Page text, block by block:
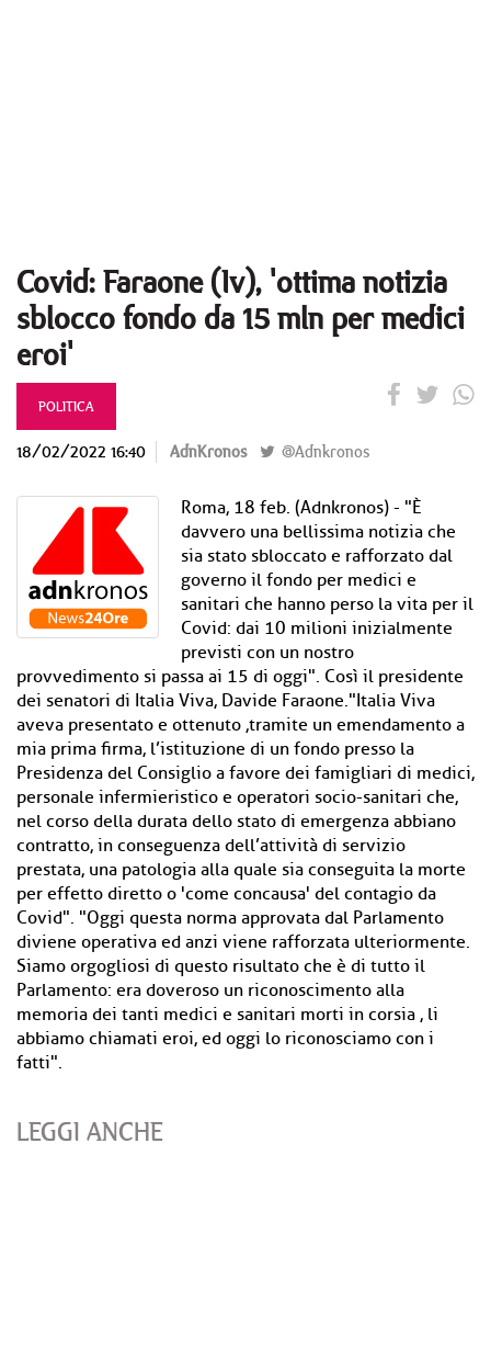
Covid: Faraone (Iv), 'ottima notizia
sblocco fondo da 15 mln per medici
eroi'
POLITICA
18/02/2022 16:40 AdnKronos @Adnkronos
Roma, 18 feb. (Adnkronos) - "È
davvero una bellissima notizia che
sia stato sbloccato e rafforzato dal
governo il fondo per medici e
sanitari che hanno perso la vita per il
Covid: dai 10 milioni inizialmente
previsti con un nostro
provvedimento si passa ai 15 di oggi". Così il presidente
dei senatori di Italia Viva, Davide Faraone."Italia Viva
aveva presentato e ottenuto ,tramite un emendamento a
mia prima firma, l’istituzione di un fondo presso la
Presidenza del Consiglio a favore dei famigliari di medici,
personale infermieristico e operatori socio-sanitari che,
nel corso della durata dello stato di emergenza abbiano
contratto, in conseguenza dell’attività di servizio
prestata, una patologia alla quale sia conseguita la morte
per effetto diretto o 'come concausa' del contagio da
Covid". "Oggi questa norma approvata dal Parlamento
diviene operativa ed anzi viene rafforzata ulteriormente.
Siamo orgogliosi di questo risultato che è di tutto il
Parlamento: era doveroso un riconoscimento alla
memoria dei tanti medici e sanitari morti in corsia , li
abbiamo chiamati eroi, ed oggi lo riconosciamo con i
fatti".
LEGGI ANCHE